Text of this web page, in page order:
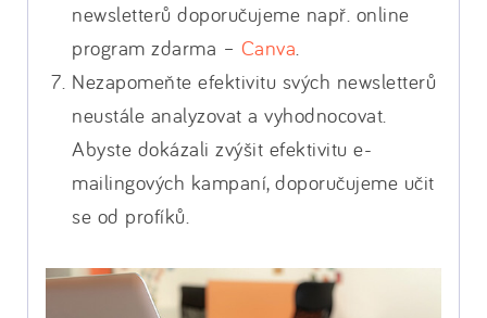
newsletterů doporučujeme např. online
program zdarma – Canva.
Nezapomeňte efektivitu svých newsletterů
neustále analyzovat a vyhodnocovat.
Abyste dokázali zvýšit efektivitu e-
mailingových kampaní, doporučujeme učit
se od profíků.